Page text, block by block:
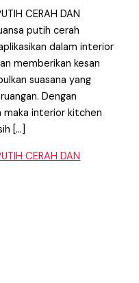
CERAH DAN
putih cerah
dalam interior
memberikan kesan
suasana yang
Dengan
maka interior kitchen
[…]
CERAH DAN